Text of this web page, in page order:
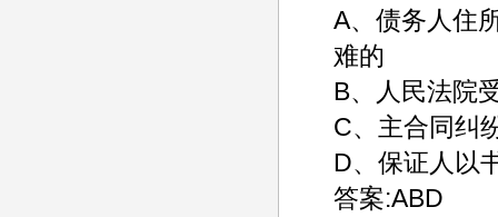
A、债务人住
难的
B、人民法院
C、主合同纠
D、保证人以
答案:ABD